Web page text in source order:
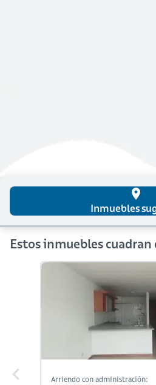
place
Inmuebles
Estos inmuebles
Arriendo con administración: